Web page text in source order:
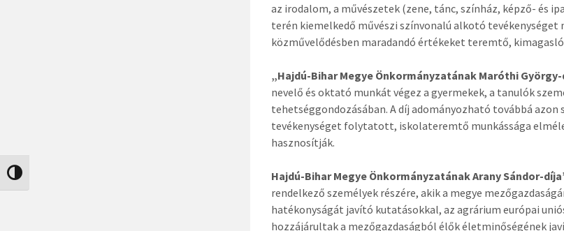
Nagy kontraszt váltása
az irodalom, a művészetek (zene, tánc, színház, képző- és
terén kiemelkedő művészi színvonalú alkotó
közművelődésben maradandó értékeket teremtő,
„Hajdú-Bihar Megye Önkormányzatának Maróthi
nevelő és oktató munkát végez a gyermekek, a tanulók
tehetséggondozásában. A díj adományozható továbbá
tevékenységet folytatott, iskolateremtő munkássága
hasznosítják.
Hajdú-Bihar Megye Önkormányzatának Arany Sándor-
rendelkező személyek részére, akik a megye
hatékonyságát javító kutatásokkal, az agrárium európai
hozzájárultak a mezőgazdaságból élők életminőségének